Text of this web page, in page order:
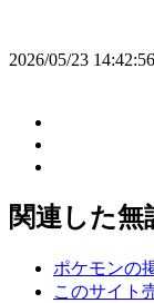
2026/05/23 14:42:56
関連した無
ポケモンの
このサイト